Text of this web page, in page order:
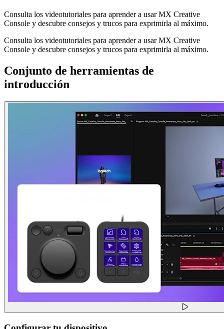
Consulta los videotutoriales para aprender a usar MX Creative
Console y descubre consejos y trucos para exprimirla al máximo.
Consulta los videotutoriales para aprender a usar MX Creative
Console y descubre consejos y trucos para exprimirla al máximo.
Conjunto de herramientas de
introducción